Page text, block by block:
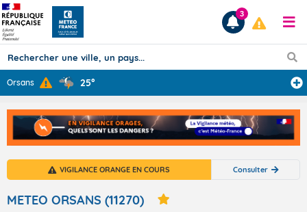
Prévisions
TOUS LES RÉSULTATS
Articles
3
Orsans 25°
VIGILANCE ORANGE EN COURS Consulter
METEO ORSANS (11270)